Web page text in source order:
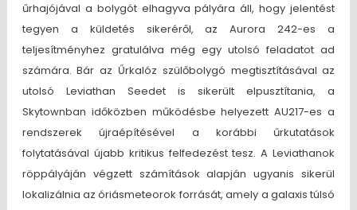
űrhajójával a bolygót elhagyva pályára áll, hogy jelentést
tegyen a küldetés sikeréről, az Aurora 242-es a
teljesítményhez gratulálva még egy utolsó feladatot ad
számára. Bár az Űrkalóz szülőbolygó megtisztításával az
utolsó Leviathan Seedet is sikerült elpusztítania, a
Skytownban időközben működésbe helyezett AU217-es a
rendszerek újraépítésével a korábbi űrkutatások
folytatásával újabb kritikus felfedezést tesz. A Leviathanok
röppályáján végzett számítások alapján ugyanis sikerül
lokalizálnia az óriásmeteorok forrását, amely a galaxis túlsó